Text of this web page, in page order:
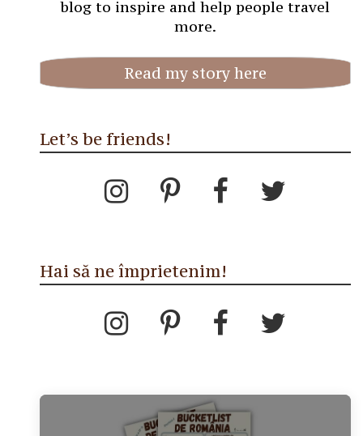
blog to inspire and help people travel
more.
Read my story here
Let’s be friends!
Hai să ne împrietenim!